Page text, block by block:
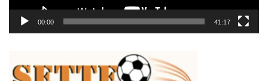
00:00 41:17